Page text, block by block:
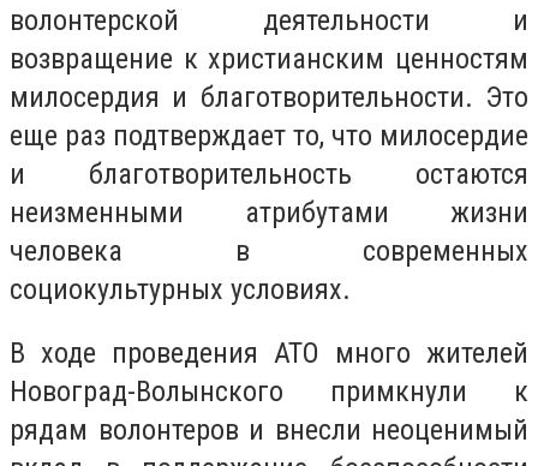
волонтерской деятельности и
возвращение к христианским ценностям
милосердия и благотворительности. Это
еще раз подтверждает то, что милосердие
и благотворительность остаются
неизменными атрибутами жизни
человека в современных
социокультурных условиях.
В ходе проведения АТО много жителей
Новоград-Волынского примкнули к
рядам волонтеров и внесли неоценимый